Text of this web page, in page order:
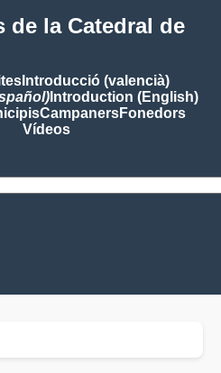
de la Catedral de
Introducció (valencià)
Introduction (English)
CampanersFonedors
Vídeos